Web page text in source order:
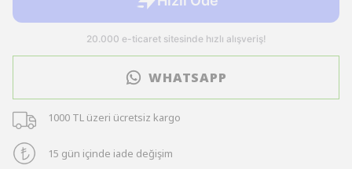
WHATSAPP
1000 TL üzeri ücretsiz kargo
15 gün içinde iade değişim